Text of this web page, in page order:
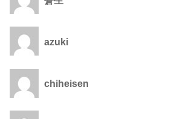
azuki
chiheisen